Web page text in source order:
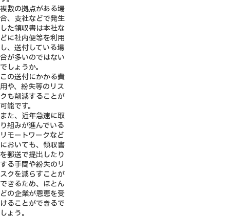
複数の拠点がある場
合、支社などで発生
した領収書は本社な
どに社内便等を利用
し、送付している場
合が多いのではない
でしょうか。
この送付にかかる費
用や、紛失等のリス
クも削減することが
可能です。
また、近年急速に取
り組みが進んでいる
リモートワークなど
においても、領収書
を郵送で提出したり
する手間や紛失のリ
スクを減らすことが
できるため、ほとん
どの企業が恩恵を受
けることができるで
しょう。